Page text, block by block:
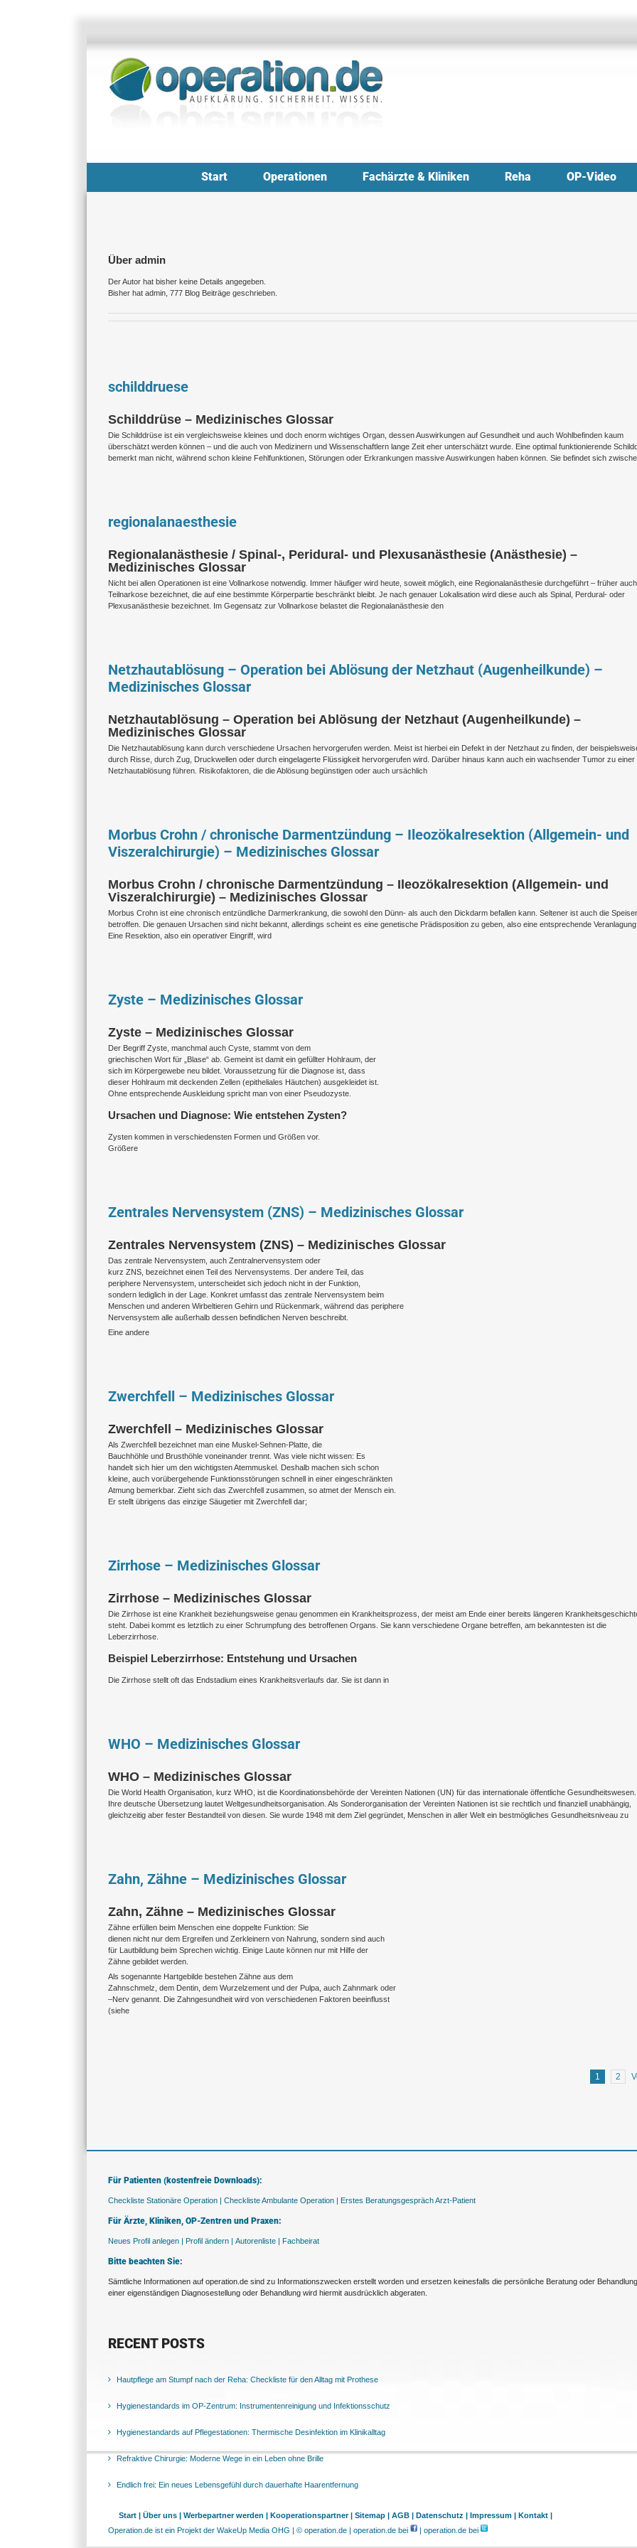
Start Operationen Fachärzte & Kliniken Reha OP-Video
Über admin
Der Autor hat bisher keine Details angegeben.
Bisher hat admin, 777 Blog Beiträge geschrieben.
schilddruese
Schilddrüse – Medizinisches Glossar
Die Schilddrüse ist ein vergleichsweise kleines und doch enorm wichtiges Organ, dessen Auswirkungen auf Gesundheit und auch Wohlbefinden kaum
überschätzt werden können – und die auch von Medizinern und Wissenschaftlern lange Zeit eher unterschätzt wurde. Eine optimal funktionierende
bemerkt man nicht, während schon kleine Fehlfunktionen, Störungen oder Erkrankungen massive Auswirkungen haben können. Sie befindet sich
regionalanaesthesie
Regionalanästhesie / Spinal-, Peridural- und Plexusanästhesie (Anästhesie) –
Medizinisches Glossar
Nicht bei allen Operationen ist eine Vollnarkose notwendig. Immer häufiger wird heute, soweit möglich, eine Regionalanästhesie durchgeführt – früher
Teilnarkose bezeichnet, die auf eine bestimmte Körperpartie beschränkt bleibt. Je nach genauer Lokalisation wird diese auch als Spinal, Perdural- oder
Plexusanästhesie bezeichnet. Im Gegensatz zur Vollnarkose belastet die Regionalanästhesie den
Netzhautablösung – Operation bei Ablösung der Netzhaut (Augenheilkunde) –
Medizinisches Glossar
Netzhautablösung – Operation bei Ablösung der Netzhaut (Augenheilkunde) –
Medizinisches Glossar
Die Netzhautablösung kann durch verschiedene Ursachen hervorgerufen werden. Meist ist hierbei ein Defekt in der Netzhaut zu finden, der
durch Risse, durch Zug, Druckwellen oder durch eingelagerte Flüssigkeit hervorgerufen wird. Darüber hinaus kann auch ein wachsender Tumor zu einer
Netzhautablösung führen. Risikofaktoren, die die Ablösung begünstigen oder auch ursächlich
Morbus Crohn / chronische Darmentzündung – Ileozökalresektion (Allgemein- und
Viszeralchirurgie) – Medizinisches Glossar
Morbus Crohn / chronische Darmentzündung – Ileozökalresektion (Allgemein- und
Viszeralchirurgie) – Medizinisches Glossar
Morbus Crohn ist eine chronisch entzündliche Darmerkrankung, die sowohl den Dünn- als auch den Dickdarm befallen kann. Seltener ist auch die
betroffen. Die genauen Ursachen sind nicht bekannt, allerdings scheint es eine genetische Prädisposition zu geben, also eine entsprechende
Eine Resektion, also ein operativer Eingriff, wird
Zyste – Medizinisches Glossar
Zyste – Medizinisches Glossar
Der Begriff Zyste, manchmal auch Cyste, stammt von dem
griechischen Wort für „Blase“ ab. Gemeint ist damit ein gefüllter Hohlraum, der
sich im Körpergewebe neu bildet. Voraussetzung für die Diagnose ist, dass
dieser Hohlraum mit deckenden Zellen (epitheliales Häutchen) ausgekleidet ist.
Ohne entsprechende Auskleidung spricht man von einer Pseudozyste.
Ursachen und Diagnose: Wie entstehen Zysten?
Zysten kommen in verschiedensten Formen und Größen vor.
Größere
Zentrales Nervensystem (ZNS) – Medizinisches Glossar
Zentrales Nervensystem (ZNS) – Medizinisches Glossar
Das zentrale Nervensystem, auch Zentralnervensystem oder
kurz ZNS, bezeichnet einen Teil des Nervensystems. Der andere Teil, das
periphere Nervensystem, unterscheidet sich jedoch nicht in der Funktion,
sondern lediglich in der Lage. Konkret umfasst das zentrale Nervensystem beim
Menschen und anderen Wirbeltieren Gehirn und Rückenmark, während das periphere
Nervensystem alle außerhalb dessen befindlichen Nerven beschreibt.
Eine andere
Zwerchfell – Medizinisches Glossar
Zwerchfell – Medizinisches Glossar
Als Zwerchfell bezeichnet man eine Muskel-Sehnen-Platte, die
Bauchhöhle und Brusthöhle voneinander trennt. Was viele nicht wissen: Es
handelt sich hier um den wichtigsten Atemmuskel. Deshalb machen sich schon
kleine, auch vorübergehende Funktionsstörungen schnell in einer eingeschränkten
Atmung bemerkbar. Zieht sich das Zwerchfell zusammen, so atmet der Mensch ein.
Er stellt übrigens das einzige Säugetier mit Zwerchfell dar;
Zirrhose – Medizinisches Glossar
Zirrhose – Medizinisches Glossar
Die Zirrhose ist eine Krankheit beziehungsweise genau genommen ein Krankheitsprozess, der meist am Ende einer bereits längeren
steht. Dabei kommt es letztlich zu einer Schrumpfung des betroffenen Organs. Sie kann verschiedene Organe betreffen, am bekanntesten ist die
Leberzirrhose.
Beispiel Leberzirrhose: Entstehung und Ursachen
Die Zirrhose stellt oft das Endstadium eines Krankheitsverlaufs dar. Sie ist dann in
WHO – Medizinisches Glossar
WHO – Medizinisches Glossar
Die World Health Organisation, kurz WHO, ist die Koordinationsbehörde der Vereinten Nationen (UN) für das internationale öffentliche Gesundheitswesen.
Ihre deutsche Übersetzung lautet Weltgesundheitsorganisation. Als Sonderorganisation der Vereinten Nationen ist sie rechtlich und finanziell unabhängig,
gleichzeitig aber fester Bestandteil von diesen. Sie wurde 1948 mit dem Ziel gegründet, Menschen in aller Welt ein bestmögliches Gesundheitsniveau zu
Zahn, Zähne – Medizinisches Glossar
Zahn, Zähne – Medizinisches Glossar
Zähne erfüllen beim Menschen eine doppelte Funktion: Sie
dienen nicht nur dem Ergreifen und Zerkleinern von Nahrung, sondern sind auch
für Lautbildung beim Sprechen wichtig. Einige Laute können nur mit Hilfe der
Zähne gebildet werden.
Als sogenannte Hartgebilde bestehen Zähne aus dem
Zahnschmelz, dem Dentin, dem Wurzelzement und der Pulpa, auch Zahnmark oder
–Nerv genannt. Die Zahngesundheit wird von verschiedenen Faktoren beeinflusst
(siehe
1 2
Für Patienten (kostenfreie Downloads):
Checkliste Stationäre Operation | Checkliste Ambulante Operation | Erstes Beratungsgespräch Arzt-Patient
Für Ärzte, Kliniken, OP-Zentren und Praxen:
Neues Profil anlegen | Profil ändern | Autorenliste | Fachbeirat
Bitte beachten Sie:
Sämtliche Informationen auf operation.de sind zu Informationszwecken erstellt worden und ersetzen keinesfalls die persönliche Beratung oder
einer eigenständigen Diagnosestellung oder Behandlung wird hiermit ausdrücklich abgeraten.
RECENT POSTS
Hautpflege am Stumpf nach der Reha: Checkliste für den Alltag mit Prothese
Hygienestandards im OP-Zentrum: Instrumentenreinigung und Infektionsschutz
Hygienestandards auf Pflegestationen: Thermische Desinfektion im Klinikalltag
Refraktive Chirurgie: Moderne Wege in ein Leben ohne Brille
Endlich frei: Ein neues Lebensgefühl durch dauerhafte Haarentfernung
Start | Über uns | Werbepartner werden | Kooperationspartner | Sitemap | AGB | Datenschutz | Impressum | Kontakt |
Operation.de ist ein Projekt der WakeUp Media OHG | © operation.de | operation.de bei
| operation.de bei